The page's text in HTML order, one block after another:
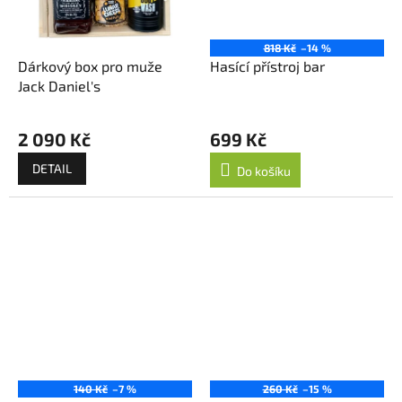
Dárkový box pro muže
Jack Daniel's
2 090 Kč
DETAIL
818 Kč –14 %
Hasící přístroj bar
699 Kč
Do košíku
140 Kč –7 % 260 Kč –15 %